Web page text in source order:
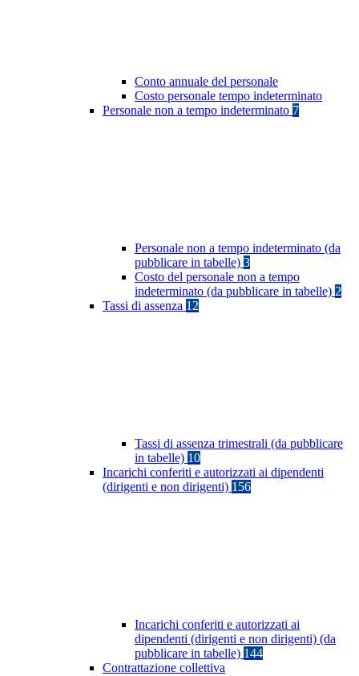
Conto annuale del personale
Costo personale tempo indeterminato
Personale non a tempo indeterminato 7
Personale non a tempo indeterminato (da
pubblicare in tabelle) 3
Costo del personale non a tempo
indeterminato (da pubblicare in tabelle) 2
Tassi di assenza 12
Tassi di assenza trimestrali (da pubblicare
in tabelle) 10
Incarichi conferiti e autorizzati ai dipendenti
(dirigenti e non dirigenti) 156
Incarichi conferiti e autorizzati ai
dipendenti (dirigenti e non dirigenti) (da
pubblicare in tabelle) 144
Contrattazione collettiva